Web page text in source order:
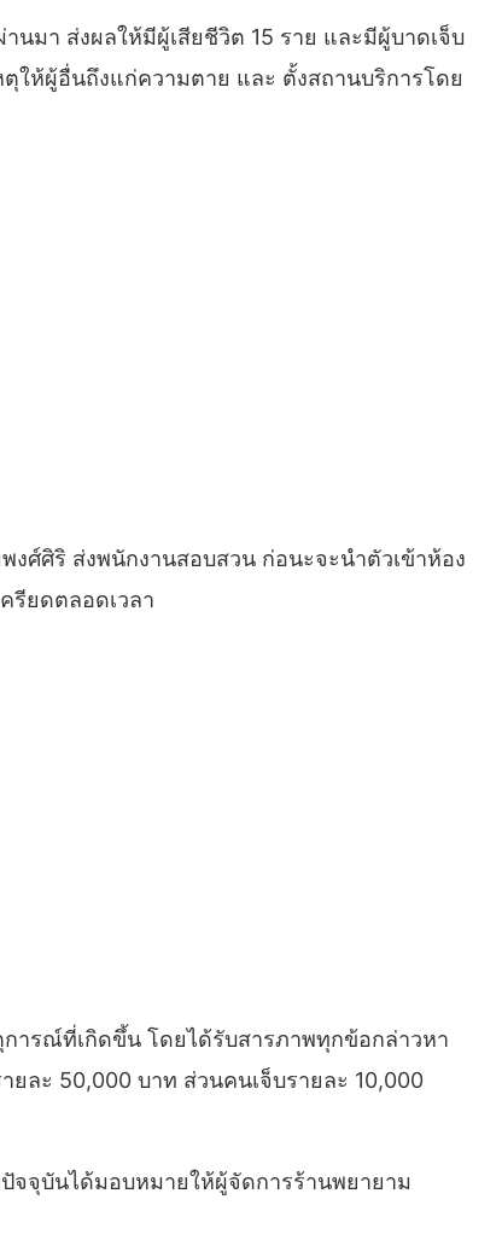
มา ส่งผลให้มีผู้เสียชีวิต 15 ราย และมีผู้บาดเจ็บ
ให้ผู้อื่นถึงแก่ความตาย และ ตั้งสถานบริการโดย
ศ์ศิริ ส่งพนักงานสอบสวน ก่อนะจะนำตัวเข้าห้อง
รียดตลอดเวลา
ารณ์ที่เกิดขึ้น โดยได้รับสารภาพทุกข้อกล่าวหา
ยละ 50,000 บาท ส่วนคนเจ็บรายละ 10,000
จจุบันได้มอบหมายให้ผู้จัดการร้านพยายาม